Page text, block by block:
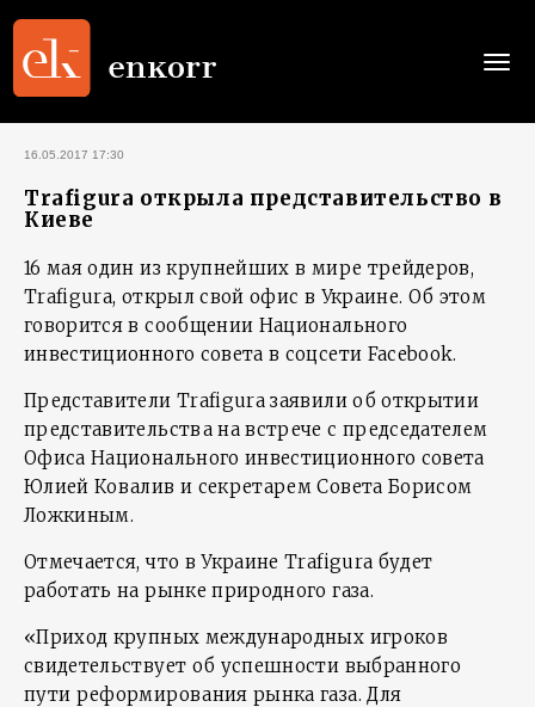
16.05.2017 17:30
Trafigura открыла представительство в
Киеве
16 мая один из крупнейших в мире трейдеров,
Trafigura, открыл свой офис в Украине. Об этом
говорится в сообщении Национального
инвестиционного совета в соцсети Facebook.
Представители Trafigura заявили об открытии
представительства на встрече с председателем
Офиса Национального инвестиционного совета
Юлией Ковалив и секретарем Совета Борисом
Ложкиным.
Отмечается, что в Украине Trafigura будет
работать на рынке природного газа.
«Приход крупных международных игроков
свидетельствует об успешности выбранного
пути реформирования рынка газа. Для